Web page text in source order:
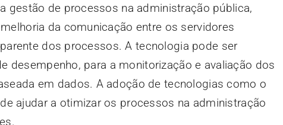
gestão de processos na administração pública,
da comunicação entre os servidores
dos processos. A tecnologia pode ser
desempenho, para a monitorização e avaliação dos
em dados. A adoção de tecnologias como o
ajudar a otimizar os processos na administração